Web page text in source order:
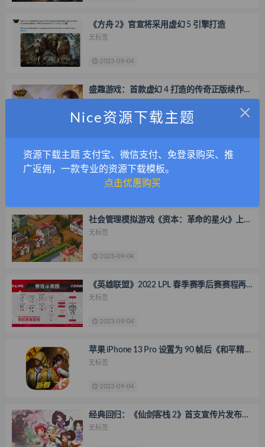
《方舟 2》官宣将采用虚幻 5 引擎打造
无标签
2023-09-04
盛趣游戏：首款虚幻 4 打造的传奇正版续作
《传奇天下》手游定档 4 月 20 日
2023-09-04
《沙丘：香料战争》上线 Steam，4 月 26 日
开启抢先体验
无标签
社会管理模拟游戏《资本：革命的星火》上线
Steam，4 月 29 日发售
无标签
2023-09-04
《英雄联盟》2022 LPL 春季赛季后赛赛程再
次延期，4 月 12 日起线上进行
无标签
2023-09-04
苹果 iPhone 13 Pro 设置为 90 帧后《和平精
英》无法跑满，官方回应
无标签
2023-09-04
经典回归：《仙剑客栈 2》首支宣传片发布，
游戏已上架 Steam 平台
无标签
×
Nice资源下载主题
资源下载主题 支付宝、微信支付、免登录购买、推
广返佣，一款专业的资源下载模板。
点击优惠购买